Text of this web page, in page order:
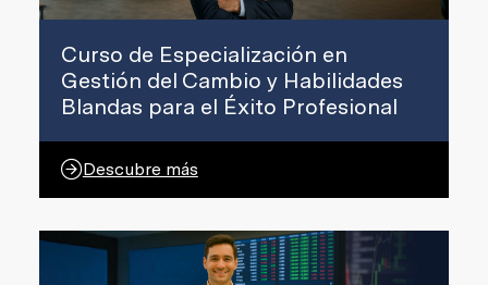
Curso de Especialización en
Gestión del Cambio y Habilidades
Blandas para el Éxito Profesional
Descubre más